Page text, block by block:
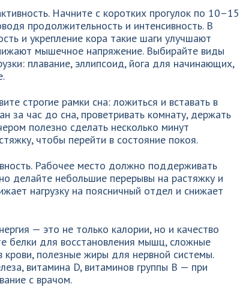
Начните с коротких прогулок по 10–15
продолжительность и интенсивность. В
и укрепление кора такие шаги улучшают
мышечное напряжение. Выбирайте виды
плавание, эллипсоид, йога для начинающих,
строгие рамки сна: ложиться и вставать в
за час до сна, проветривать комнату, держать
полезно сделать несколько минут
чтобы перейти в состояние покоя.
Рабочее место должно поддерживать
делайте небольшие перерывы на растяжку и
нагрузку на поясничный отдел и снижает
— это не только калории, но и качество
белки для восстановления мышц, сложные
крови, полезные жиры для нервной системы.
витамина D, витаминов группы B — при
с врачом.